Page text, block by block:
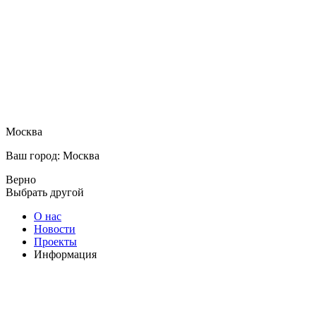
Москва
Ваш город: Москва
Верно
Выбрать другой
О нас
Новости
Проекты
Информация